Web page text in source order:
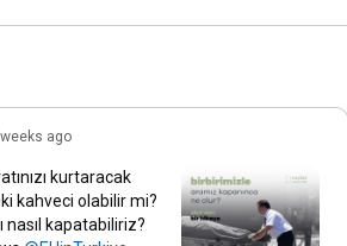
ago
kurtaracak
kahveci olabilir mi?
nasıl kapatabiliriz?